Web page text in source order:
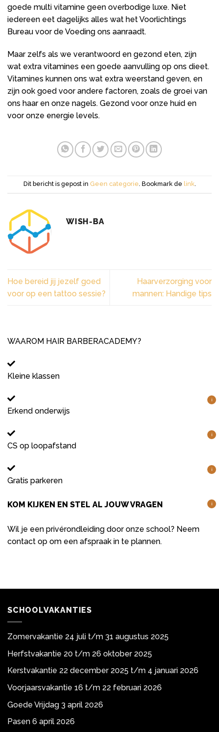
goede multi vitamine geen overbodige luxe. Niet
iedereen eet dagelijks alles wat het Voorlichtings
Bureau voor de Voeding ons aanraadt.
Maar zelfs als we verantwoord en gezond eten, zijn
wat extra vitamines een goede aanvulling op ons dieet.
Vitamines kunnen ons wat extra weerstand geven, en
zijn ook goed voor andere factoren, zoals de groei van
ons haar en onze nagels. Gezond voor onze huid en
voor onze energie levels.
Dit bericht is gepost in Geen categorie. Bookmark de link.
WISH-BA
Hoe bereid jij jezelf goed
voor op een tattoo sessie?
Haarverzorging voor
mannen: Handige tips
WAAROM HAIR BARBERACADEMY?
Kleine klassen
i
Erkend onderwijs
i
CS op loopafstand
i
Gratis parkeren
i
KOM KIJKEN EN STEL AL JOUW VRAGEN
Wil je een privérondleiding door onze school? Neem
contact op om een afspraak in te plannen.
SCHOOLVAKANTIES
Zomervakantie 24 juli t/m 31 augustus 2025
Herfstvakantie 20 t/m 26 oktober 2025
Kerstvakantie 22 december 2025 t/m 4 januari 2026
Voorjaarsvakantie 16 t/m 22 februari 2026
Goede Vrijdag 3 april 2026
Pasen 6 april 2026